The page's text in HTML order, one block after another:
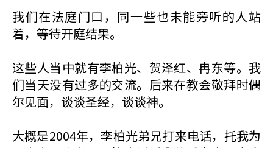
我们在法庭门口，同一些也未能旁听的人站
着，等待开庭结果。
这些人当中就有李柏光、贺泽红、冉东等。我
们当天没有过多的交流。后来在教会敬拜时偶
尔见面，谈谈圣经，谈谈神。
大概是2004年，李柏光弟兄打来电话，托我为